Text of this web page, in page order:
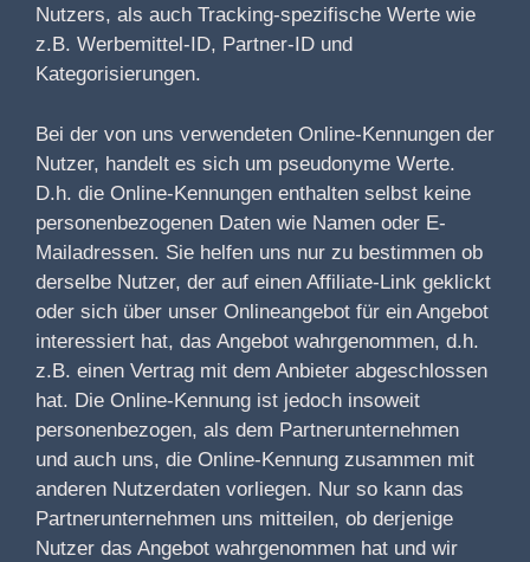
Nutzers, als auch Tracking-spezifische Werte wie
z.B. Werbemittel-ID, Partner-ID und
Kategorisierungen.
Bei der von uns verwendeten Online-Kennungen der
Nutzer, handelt es sich um pseudonyme Werte.
D.h. die Online-Kennungen enthalten selbst keine
personenbezogenen Daten wie Namen oder E-
Mailadressen. Sie helfen uns nur zu bestimmen ob
derselbe Nutzer, der auf einen Affiliate-Link geklickt
oder sich über unser Onlineangebot für ein Angebot
interessiert hat, das Angebot wahrgenommen, d.h.
z.B. einen Vertrag mit dem Anbieter abgeschlossen
hat. Die Online-Kennung ist jedoch insoweit
personenbezogen, als dem Partnerunternehmen
und auch uns, die Online-Kennung zusammen mit
anderen Nutzerdaten vorliegen. Nur so kann das
Partnerunternehmen uns mitteilen, ob derjenige
Nutzer das Angebot wahrgenommen hat und wir